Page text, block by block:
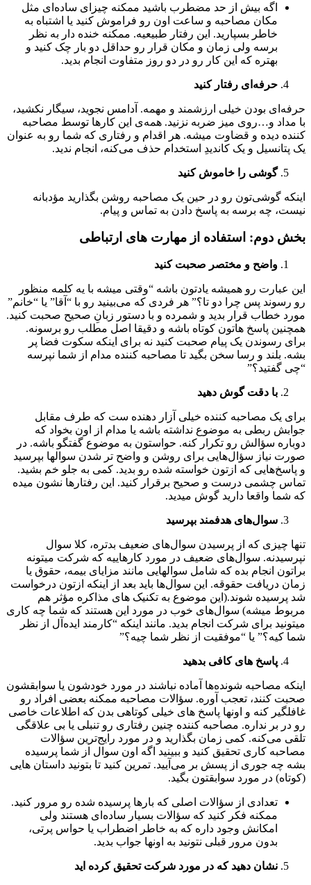
اگه بیش از حد مضطرب باشید ممکنه چیزای ساده‌ای مثل
مکان مصاحبه و ساعت اون رو فراموش کنید یا اشتباه به
خاطر بسپارید. این رفتار طبیعیه. ممکنه خنده دار به نظر
برسه ولی زمان و مکان قرار رو حداقل دو بار چک کنید و
بهتره که این کار رو در دو روز متفاوت انجام بدید.
حرفه‌ای رفتار کنید
حرفه‌ای بودن خیلی ارزشمند و مهمه. آدامس نجوید، سیگار نکشید،
با مداد و…روی میز ضربه نزنید. همه‌ی این کارها توسط مصاحبه
کننده دیده و قضاوت میشه. هر اقدام و رفتاری که شما رو به عنوان
یک پتانسیل و یک کاندیدِ استخدام حذف می‌کنه، انجام ندید.
گوشی را خاموش کنید
اینکه گوشی‌تون رو در حین یک مصاحبه روشن بگذارید مؤدبانه
نیست، چه برسه به پاسخ دادن به تماس و پیام.
بخش دوم: استفاده از مهارت های ارتباطی
واضح و مختصر صحبت کنید
این عبارت رو همیشه یادتون باشه “وقتی میشه با یه کلمه منظور
رو رسوند پس چرا دو تا؟” هر فردی که می‌بینید رو با “آقا” یا “خانم”
مورد خطاب قرار بدید و شمرده و با دستور زبانِ صحیح صحبت کنید.
همچنین پاسخ هاتون کوتاه باشه و دقیقا اصل مطلب رو برسونه.
برای رسوندن یک پیام صحبت کنید نه برای اینکه سکوت فضا پر
بشه. بلند و رسا سخن بگید تا مصاحبه کننده مدام از شما نپرسه
“چی گفتید؟”
با دقت گوش دهید
برای یک مصاحبه کننده خیلی آزار دهنده ست که طرف مقابل
جوابش ربطی به موضوع نداشته باشه یا مدام از اون بخواد که
دوباره سؤالش رو تکرار کنه. حواستون به موضوع گفتگو باشه. در
صورت نیاز سؤال‌هایی برای روشن و واضح تر شدن سوالها بپرسید
و پاسخ‌هایی که ازتون خواسته شده رو بدید. کمی به جلو خم بشید.
تماس چشمی درست و صحیح برقرار کنید. این رفتارها نشون میده
که شما واقعا دارید گوش میدید.
سوال‌های هدفمند بپرسید
تنها چیزی که از پرسیدن سوال‌های ضعیف بدتره، کلا سوال
نپرسیدنه. سوال‌های ضعیف در مورد کارهاییه که شرکت میتونه
براتون انجام بده که شامل سوالهایی مانند مزایای بیمه، حقوق یا
زمان دریافت حقوقه. این سوال‌ها باید بعد از اینکه ازتون درخواست
شد پرسیده شوند.(این موضوع به تکنیک های مذاکره مؤثر هم
مربوط میشه) سوال‌های خوب در مورد این هستند که شما چه کاری
میتونید برای شرکت انجام بدید. مانند اینکه “کارمند ایده‌آل از نظر
شما کیه؟” یا “موفقیت از نظر شما چیه؟”
پاسخ های کافی بدهید
اینکه مصاحبه شونده‌ها آماده نباشند در مورد خودشون یا سوابقشون
صحبت کنند، تعجب آوره. سؤالات مصاحبه ممکنه بعضی افراد رو
غافلگیر کنه و اونها پاسخ های خیلی کوتاهی بدن که اطلاعات خاصی
رو در بر نداره. مصاحبه کننده چنین رفتاری رو تنبلی یا بی علاقگی
تلقی می‌کنه. کمی زمان بگذارید و در مورد رایج‌ترین سؤالات
مصاحبه کاری تحقیق کنید و ببینید اگه اون سوال از شما پرسیده
بشه چه جوری از پسش بر می‌آیید. تمرین کنید تا بتونید داستان هایی
(کوتاه) در مورد سوابقتون بگید.
تعدادی از سؤالات اصلی که بارها پرسیده شده رو مرور کنید.
ممکنه فکر کنید که سؤالات بسیار ساده‌ای هستند ولی
امکانش وجود داره که به خاطر اضطراب یا حواس پرتی،
بدون مرور قبلی نتونید به اونها جواب بدید.
نشان دهید که در مورد شرکت تحقیق کرده اید